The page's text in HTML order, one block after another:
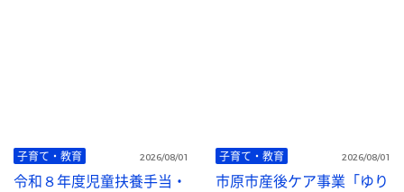
子育て・教育 2026/08/01
令和８年度児童扶養手当・
子育て・教育 2026/08/01
市原市産後ケア事業「ゆり